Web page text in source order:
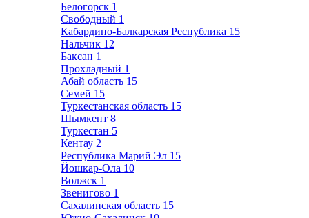
Белогорск 1
Свободный 1
Кабардино-Балкарская Республика 15
Нальчик 12
Баксан 1
Прохладный 1
Абай область 15
Семей 15
Туркестанская область 15
Шымкент 8
Туркестан 5
Кентау 2
Республика Марий Эл 15
Йошкар-Ола 10
Волжск 1
Звенигово 1
Сахалинская область 15